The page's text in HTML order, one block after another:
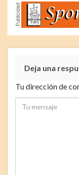
Deja una
Tu dirección de